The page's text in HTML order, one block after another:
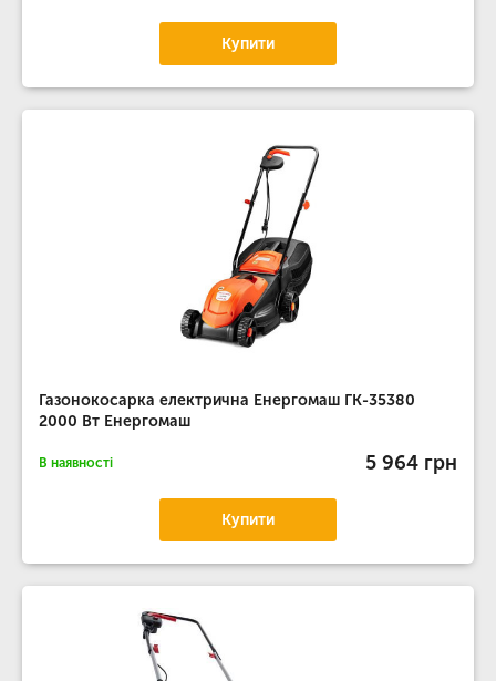
Купити
Газонокосарка електрична Енергомаш ГК-35380
2000 Вт Енергомаш
В наявності 5 964 грн
Купити